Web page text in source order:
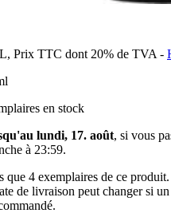
, Prix TTC dont 20% de TVA -
en stock
lundi, 17. août, si vous
à 23:59.
que 4 exemplaires de ce
de livraison peut changer si